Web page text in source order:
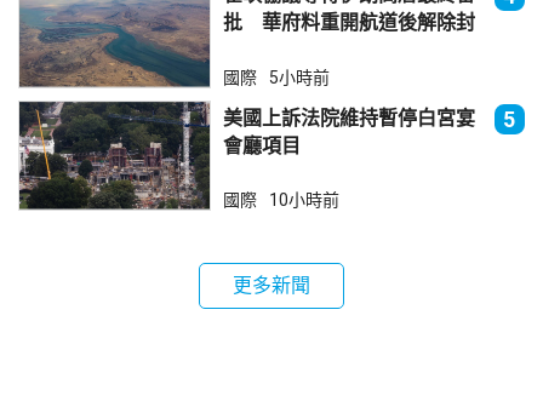
批 華府料重開航道後解除封
國際 5小時前
美國上訴法院維持暫停白宮宴
會廳項目
5
國際 10小時前
更多新聞